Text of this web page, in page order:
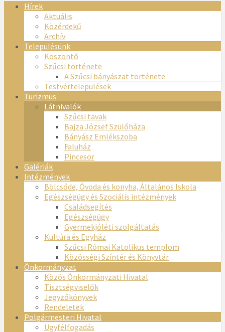
Hírek
Aktuális
Közérdekű
Archív
Településünk
Köszöntő
Szűcsi története
A Szűcsi bányászat története
Testvértelepülések
Turizmus
Látnivalók
Szűcsi tavak
Bajza József Szülőháza
Bányász Emlékszoba
Faluház
Pincesor
Galériák
Intézmények
Bölcsőde, Óvoda és konyha, Általános Iskola
Egészségügy és Szociális intézmények
Családsegítés
Egészségügy
Gyermekjóléti szolgáltatás
Kultúra és Egyház
Szűcsi Római Katolikus templom
Közösségi Színtér és Könyvtár
Önkormányzat
Közös Önkormányzati Hivatal
Tisztségviselők
Jegyzőkönyvek
Rendeletek
Polgármesteri Hivatal
Ügyfélfogadás